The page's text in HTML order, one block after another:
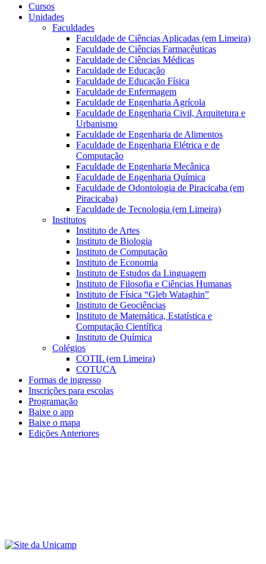
Cursos
Unidades
Faculdades
Faculdade de Ciências Aplicadas (em Limeira)
Faculdade de Ciências Farmacêuticas
Faculdade de Ciências Médicas
Faculdade de Educação
Faculdade de Educação Física
Faculdade de Enfermagem
Faculdade de Engenharia Agrícola
Faculdade de Engenharia Civil, Arquitetura e
Urbanismo
Faculdade de Engenharia de Alimentos
Faculdade de Engenharia Elétrica e de
Computação
Faculdade de Engenharia Mecânica
Faculdade de Engenharia Química
Faculdade de Odontologia de Piracicaba (em
Piracicaba)
Faculdade de Tecnologia (em Limeira)
Institutos
Instituto de Artes
Instituto de Biologia
Instituto de Computação
Instituto de Economia
Instituto de Estudos da Linguagem
Instituto de Filosofia e Ciências Humanas
Instituto de Física “Gleb Wataghin”
Instituto de Geociências
Instituto de Matemática, Estatística e
Computação Científica
Instituto de Química
Colégios
COTIL (em Limeira)
COTUCA
Formas de ingresso
Inscrições para escolas
Programação
Baixe o app
Baixe o mapa
Edições Anteriores